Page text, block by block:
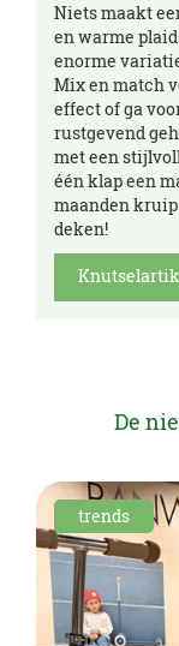
Niets maakt
en warme
enorme
Mix en match
effect of ga
rustgevend
met een
één klap een
maanden
deken!
De
trends